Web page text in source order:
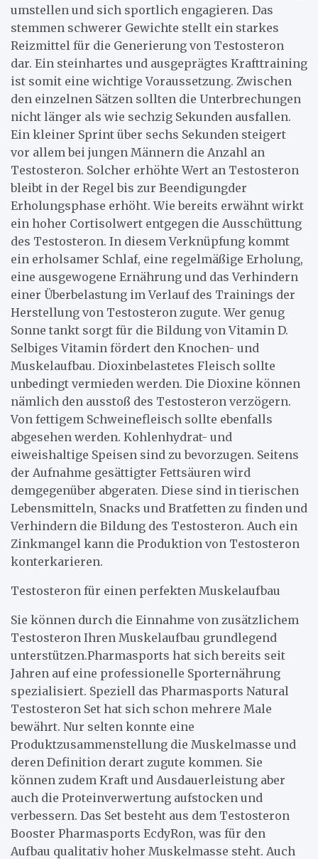
umstellen und sich sportlich engagieren. Das
stemmen schwerer Gewichte stellt ein starkes
Reizmittel für die Generierung von Testosteron
dar. Ein steinhartes und ausgeprägtes Krafttraining
ist somit eine wichtige Voraussetzung. Zwischen
den einzelnen Sätzen sollten die Unterbrechungen
nicht länger als wie sechzig Sekunden ausfallen.
Ein kleiner Sprint über sechs Sekunden steigert
vor allem bei jungen Männern die Anzahl an
Testosteron. Solcher erhöhte Wert an Testosteron
bleibt in der Regel bis zur Beendigungder
Erholungsphase erhöht. Wie bereits erwähnt wirkt
ein hoher Cortisolwert entgegen die Ausschüttung
des Testosteron. In diesem Verknüpfung kommt
ein erholsamer Schlaf, eine regelmäßige Erholung,
eine ausgewogene Ernährung und das Verhindern
einer Überbelastung im Verlauf des Trainings der
Herstellung von Testosteron zugute. Wer genug
Sonne tankt sorgt für die Bildung von Vitamin D.
Selbiges Vitamin fördert den Knochen- und
Muskelaufbau. Dioxinbelastetes Fleisch sollte
unbedingt vermieden werden. Die Dioxine können
nämlich den ausstoß des Testosteron verzögern.
Von fettigem Schweinefleisch sollte ebenfalls
abgesehen werden. Kohlenhydrat- und
eiweishaltige Speisen sind zu bevorzugen. Seitens
der Aufnahme gesättigter Fettsäuren wird
demgegenüber abgeraten. Diese sind in tierischen
Lebensmitteln, Snacks und Bratfetten zu finden und
Verhindern die Bildung des Testosteron. Auch ein
Zinkmangel kann die Produktion von Testosteron
konterkarieren.
Testosteron für einen perfekten Muskelaufbau
Sie können durch die Einnahme von zusätzlichem
Testosteron Ihren Muskelaufbau grundlegend
unterstützen.Pharmasports hat sich bereits seit
Jahren auf eine professionelle Sporternährung
spezialisiert. Speziell das Pharmasports Natural
Testosteron Set hat sich schon mehrere Male
bewährt. Nur selten konnte eine
Produktzusammenstellung die Muskelmasse und
deren Definition derart zugute kommen. Sie
können zudem Kraft und Ausdauerleistung aber
auch die Proteinverwertung aufstocken und
verbessern. Das Set besteht aus dem Testosteron
Booster Pharmasports EcdyRon, was für den
Aufbau qualitativ hoher Muskelmasse steht. Auch